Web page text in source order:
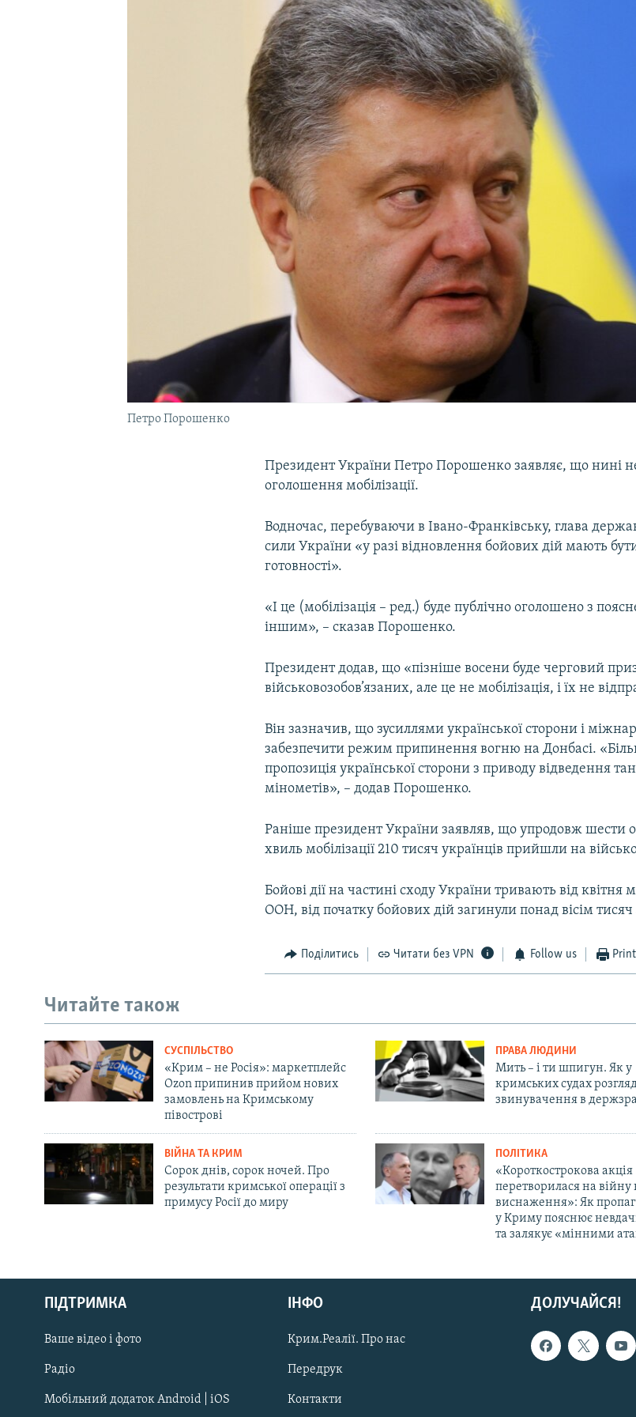
Русский
Qırımtatar
ДОЛУЧАЙСЯ!
Петро Порошенко
Президент України Петро Порошенко заявляє, що нині
оголошення мобілізації.
Водночас, перебуваючи в Івано-Франківську, глава
сили України «у разі відновлення бойових дій мають
готовності».
«І це (мобілізація – ред.) буде публічно оголошено з
іншим», – сказав Порошенко.
Президент додав, що «пізніше восени буде черговий
військовозобов’язаних, але це не мобілізація, і їх не
Він зазначив, що зусиллями української сторони і
забезпечити режим припинення вогню на Донбасі.
пропозиція української сторони з приводу відведення
мінометів», – додав Порошенко.
Раніше президент України заявляв, що упродовж шести
хвиль мобілізації 210 тисяч українців прийшли на
Бойові дії на частині сходу України тривають від
ООН, від початку бойових дій загинули понад вісім
Поділитись Читати без VPN Follow us Print
Читайте також
СУСПІЛЬСТВО
«Крим – не Росія»: маркетплейс
Ozon припинив прийом нових
замовлень на Кримському
півострові
ПРАВА ЛЮДИНИ
Мить – і ти шпигун. Як у
кримських судах
звинувачення в
ВІЙНА ТА КРИМ
Сорок днів, сорок ночей. Про
результати кримської операції з
примусу Росії до миру
ПОЛІТИКА
«Короткострокова акція
перетворилася на війну
виснаження»: Як
у Криму пояснює
та залякує «мінними
ДОЛУЧАЙСЯ!
ПІДТРИМКА
Ваше відео і фото
Радіо
Мобільний додаток Android | iOS
ІНФО
Крим.Реалії. Про нас
Передрук
Контакти